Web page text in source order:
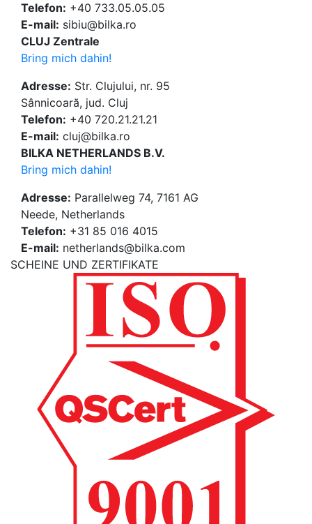
Telefon: +40 733.05.05.05
E-mail: sibiu@bilka.ro
CLUJ Zentrale
Bring mich dahin!
Adresse: Str. Clujului, nr. 95
Sânnicoară, jud. Cluj
Telefon: +40 720.21.21.21
E-mail: cluj@bilka.ro
BILKA NETHERLANDS B.V.
Bring mich dahin!
Adresse: Parallelweg 74, 7161 AG
Neede, Netherlands
Telefon: +31 85 016 4015
E-mail: netherlands@bilka.com
SCHEINE UND ZERTIFIKATE